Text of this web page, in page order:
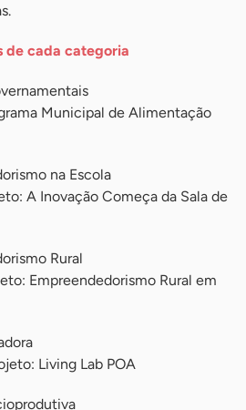
de cada categoria
Municipal de Alimentação
na Escola
A Inovação Começa da Sala de
Rural
Empreendedorismo Rural em
Living Lab POA